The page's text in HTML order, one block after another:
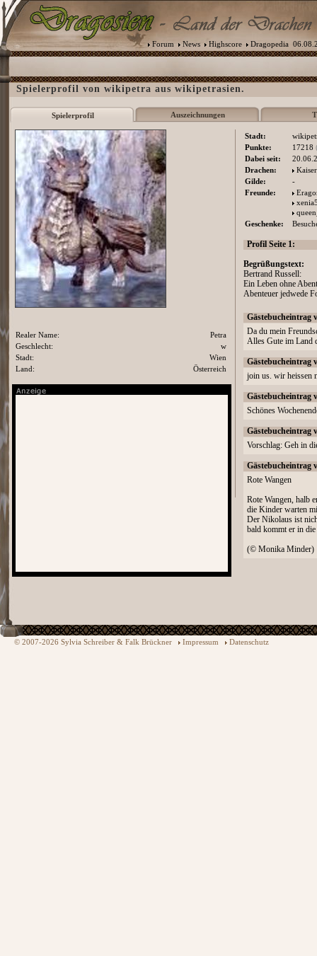
Forum News Highscore Dragopedia
Spielerprofil von wikipetra aus wikipetrasien.
Spielerprofil Auszeichnungen
Stadt:
Punkte:
17218
Dabei seit:
Drachen:
Gilde:
-
Freunde:
Geschenke:
Profil Seite 1:
Begrüßungstext:
Bertrand Russell:
Ein Leben ohne
Abenteuer jedwede
Gästebucheintrag
Da du mein
Alles Gute im Land
Gästebucheintrag
join us. wir heissen
Gästebucheintrag
Schönes
Gästebucheintrag
Vorschlag: Geh in
Gästebucheintrag
Rote Wangen
Rote Wangen, halb
die Kinder warten
Der Nikolaus ist
bald kommt er in
(© Monika Minder)
Realer Name:
Petra
Geschlecht:
w
Stadt:
Wien
Land:
Österreich
© 2007-2026 Sylvia Schreiber & Falk Brückner Impressum Datenschutz